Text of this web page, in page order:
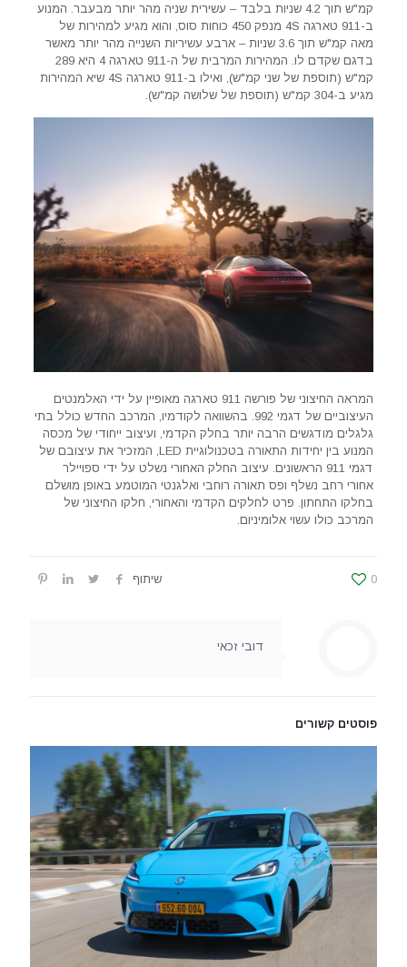
קמ"ש תוך 4.2 שניות בלבד – עשירית שניה מהר יותר מבעבר. המנוע
ב-911 טארגה 4S מנפק 450 כוחות סוס, והוא מגיע למהירות של
מאה קמ"ש תוך 3.6 שניות – ארבע עשיריות השנייה מהר יותר מאשר
בדגם שקדם לו. המהירות המרבית של ה-911 טארגה 4 היא 289
קמ"ש (תוספת של שני קמ"ש), ואילו ב-911 טארגה 4S שיא המהירות
מגיע ב-304 קמ"ש (תוספת של שלושה קמ"ש).
המראה החיצוני של פורשה 911 טארגה מאופיין על ידי האלמנטים
העיצוביים של דגמי 992. בהשוואה לקודמיו, המרכב החדש כולל בתי
גלגלים מודגשים הרבה יותר בחלק הקדמי, ועיצוב ייחודי של מכסה
המנוע בין יחידות התאורה בטכנולוגיית LED, המזכיר את עיצובם של
דגמי 911 הראשונים. עיצוב החלק האחורי נשלט על ידי ספויילר
אחורי רחב נשלף ופס תאורה רוחבי ואלגנטי המוטמע באופן מושלם
בחלקו התחתון. פרט לחלקים הקדמי והאחורי, חלקו החיצוני של
המרכב כולו עשוי אלומיניום.
שיתוף 0
דובי זכאי
פוסטים קשורים